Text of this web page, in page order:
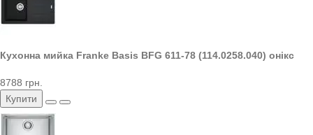
Кухонна мийка Franke Basis BFG 611-78 (114.0258.040) онікс
8788 грн.
Купити